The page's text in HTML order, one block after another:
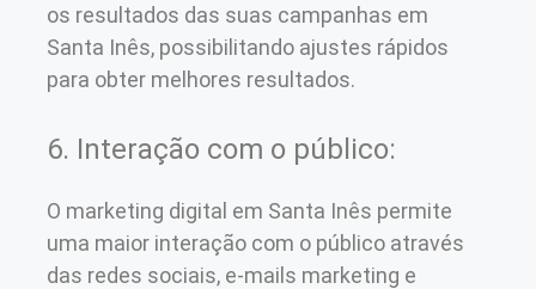
os resultados das suas campanhas em
Santa Inês, possibilitando ajustes rápidos
para obter melhores resultados.
6. Interação com o público:
O marketing digital em Santa Inês permite
uma maior interação com o público através
das redes sociais, e-mails marketing e